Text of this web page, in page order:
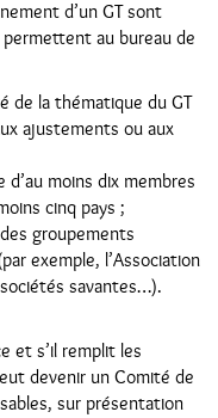
d’un GT sont
au bureau de
de la thématique du GT
ajustements ou aux
moins dix membres
cinq pays ;
groupements
exemple, l’Association
savantes…).
et s’il remplit les
devenir un Comité de
sur présentation